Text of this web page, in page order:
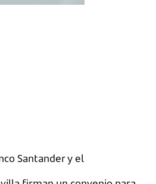
Santander y el